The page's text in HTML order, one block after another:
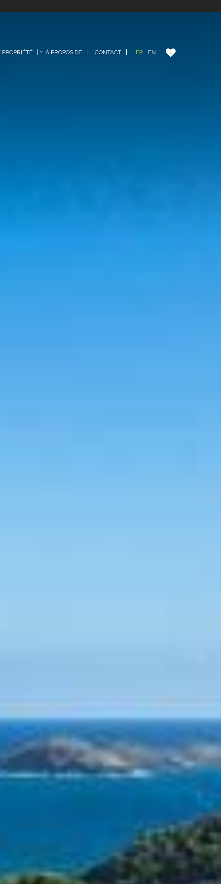
À PROPOS DE CONTACT FR EN 0